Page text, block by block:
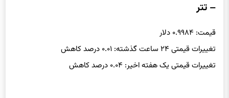
– تتر
قیمت: ۰.۹۹۸۴ دلار
تغییرات قیمتی ۲۴ ساعت گذشته: ۰.۰۱ درصد کاهش
تغییرات قیمتی یک هفته اخیر: ۰.۰۴ درصد کاهش